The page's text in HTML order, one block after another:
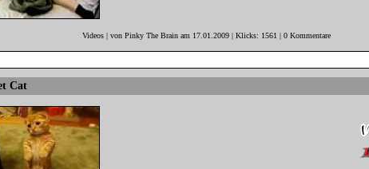
Videos | von Pinky The Brain am 17.01.2009 | Klicks: 1561 | 0 Kommentare
Cat